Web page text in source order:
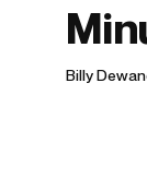
Billy